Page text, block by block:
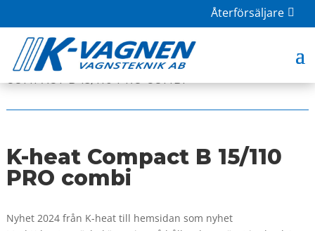
Återförsäljare
HOME | BUTIK|OGRÄSBEKÄMPNING
COMPACT B 15/110 PRO COMBI
K-heat Compact B 15/110
PRO combi
Nyhet 2024 från K-heat till hemsidan som nyhet